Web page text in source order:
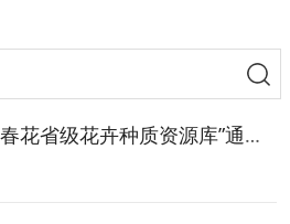
喜讯!棠潮园艺科技“长春花省级花卉种质资源库”通过评审认定！